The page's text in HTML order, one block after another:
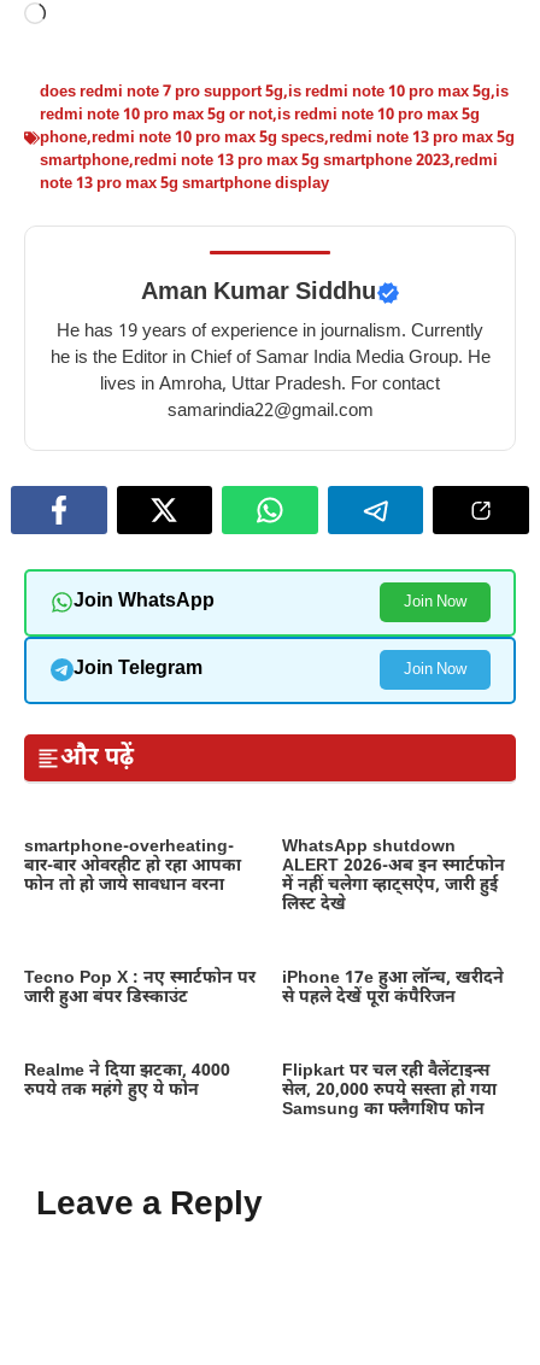
Loading…
does redmi note 7 pro support 5g,is redmi note 10 pro max 5g,is
redmi note 10 pro max 5g or not,is redmi note 10 pro max 5g
phone,redmi note 10 pro max 5g specs,redmi note 13 pro max 5g
smartphone,redmi note 13 pro max 5g smartphone 2023,redmi
note 13 pro max 5g smartphone display
Aman Kumar Siddhu
He has 19 years of experience in journalism. Currently
he is the Editor in Chief of Samar India Media Group. He
lives in Amroha, Uttar Pradesh. For contact
samarindia22@gmail.com
Join WhatsApp Join Now
Join Telegram Join Now
और पढ़ें
smartphone-overheating-
बार-बार ओवरहीट हो रहा आपका
फोन तो हो जाये सावधान वरना
WhatsApp shutdown
ALERT 2026-अब इन स्मार्टफोन
में नहीं चलेगा व्हाट्सऐप, जारी हुई
लिस्ट देखे
Tecno Pop X : नए स्मार्टफोन पर
जारी हुआ बंपर डिस्काउंट
iPhone 17e हुआ लॉन्च, खरीदने
से पहले देखें पूरा कंपैरिजन
Realme ने दिया झटका, 4000
रुपये तक महंगे हुए ये फोन
Flipkart पर चल रही वैलेंटाइन्स
सेल, 20,000 रुपये सस्ता हो गया
Samsung का फ्लैगशिप फोन
Leave a Reply